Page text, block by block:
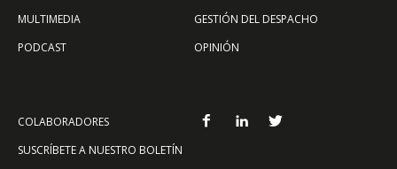
MULTIMEDIA
PODCAST
GESTIÓN DEL DESPACHO
OPINIÓN
COLABORADORES
SUSCRÍBETE A NUESTRO BOLETÍN